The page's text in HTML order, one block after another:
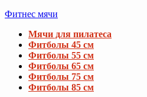
Фитнес мячи
Мячи для пилатеса
Фитболы 45 см
Фитболы 55 см
Фитболы 65 см
Фитболы 75 см
Фитболы 85 см